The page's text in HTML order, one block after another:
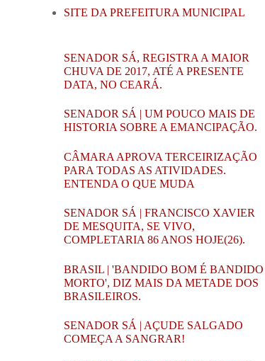
SITE DA PREFEITURA MUNICIPAL
SENADOR SÁ, REGISTRA A MAIOR
CHUVA DE 2017, ATÉ A PRESENTE
DATA, NO CEARÁ.
SENADOR SÁ | UM POUCO MAIS DE
HISTORIA SOBRE A EMANCIPAÇÃO.
CÂMARA APROVA TERCEIRIZAÇÃO
PARA TODAS AS ATIVIDADES.
ENTENDA O QUE MUDA
SENADOR SÁ | FRANCISCO XAVIER
DE MESQUITA, SE VIVO,
COMPLETARIA 86 ANOS HOJE(26).
BRASIL | 'BANDIDO BOM É BANDIDO
MORTO', DIZ MAIS DA METADE DOS
BRASILEIROS.
SENADOR SÁ | AÇUDE SALGADO
COMEÇA A SANGRAR!